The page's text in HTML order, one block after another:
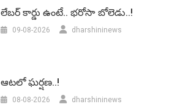
లేబర్‌ కార్డు ఉంటే.. భరోసా బోలెడు..!
09-08-2026 dharshininews
ఆటలో ఘర్షణ..!
08-08-2026 dharshininews